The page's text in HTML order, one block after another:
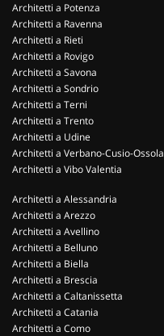
Architetti a Potenza
Architetti a Ravenna
Architetti a Rieti
Architetti a Rovigo
Architetti a Savona
Architetti a Sondrio
Architetti a Terni
Architetti a Trento
Architetti a Udine
Architetti a Verbano-Cusio-Ossola
Architetti a Vibo Valentia
Architetti a Alessandria
Architetti a Arezzo
Architetti a Avellino
Architetti a Belluno
Architetti a Biella
Architetti a Brescia
Architetti a Caltanissetta
Architetti a Catania
Architetti a Como